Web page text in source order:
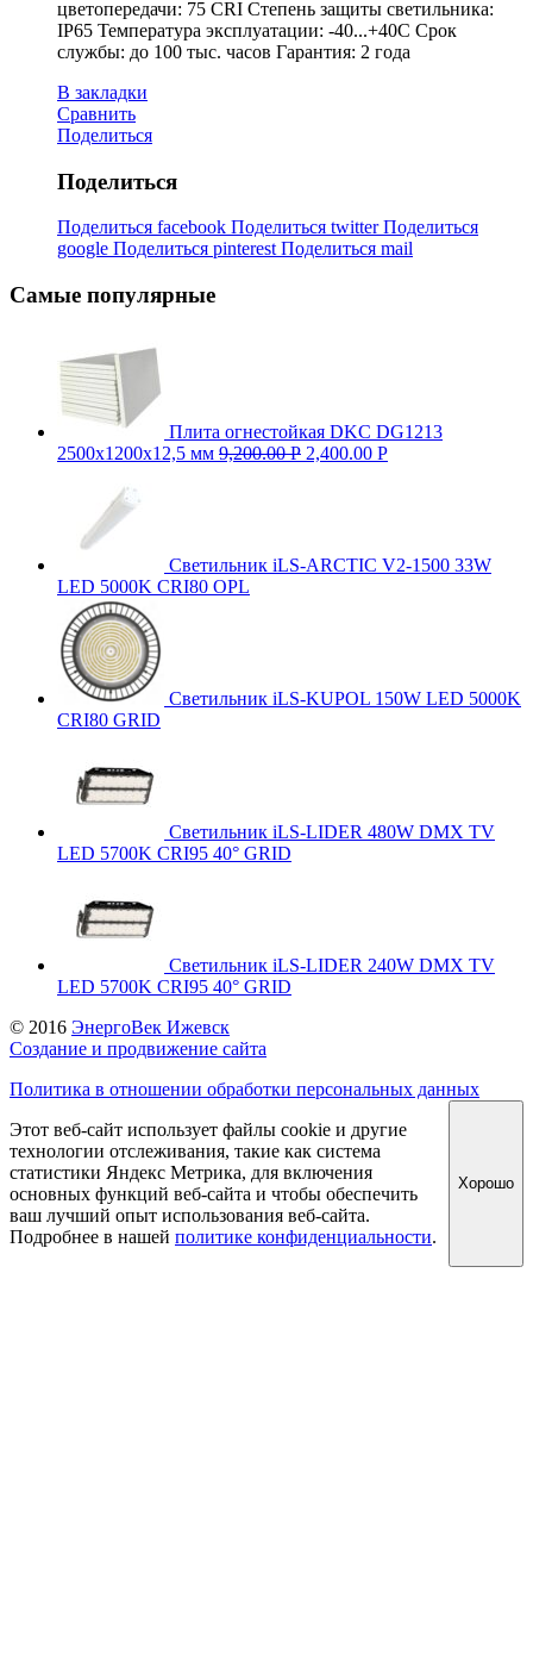
цветопередачи: 75 CRI Степень защиты светильника:
IP65 Температура эксплуатации: -40...+40С Срок
службы: до 100 тыс. часов Гарантия: 2 года
В закладки
Сравнить
Поделиться
Поделиться
Поделиться facebook Поделиться twitterПоделиться
google Поделиться pinterest Поделиться mail
Самые популярные
Плита огнестойкая DKC DG1213
2500х1200х12,5 мм 9,200.00Р 2,400.00 Р
Светильник iLS-ARCTIC V2-1500 33W
LED 5000K CRI80 OPL
Светильник iLS-KUPOL 150W LED 5000K
CRI80 GRID
Светильник iLS-LIDER 480W DMX TV
LED 5700K CRI95 40° GRID
Светильник iLS-LIDER 240W DMX TV
LED 5700K CRI95 40° GRID
© 2016 ЭнергоВек Ижевск
Создание и продвижение сайта
Политика в отношении обработки персональных данных
Этот веб-сайт использует файлы cookie и другие
технологии отслеживания, такие как система
статистики Яндекс Метрика, для включения
основных функций веб-сайта и чтобы обеспечить
ваш лучший опыт использования веб-сайта.
Подробнее в нашей политике конфиденциальности.
Хорошо